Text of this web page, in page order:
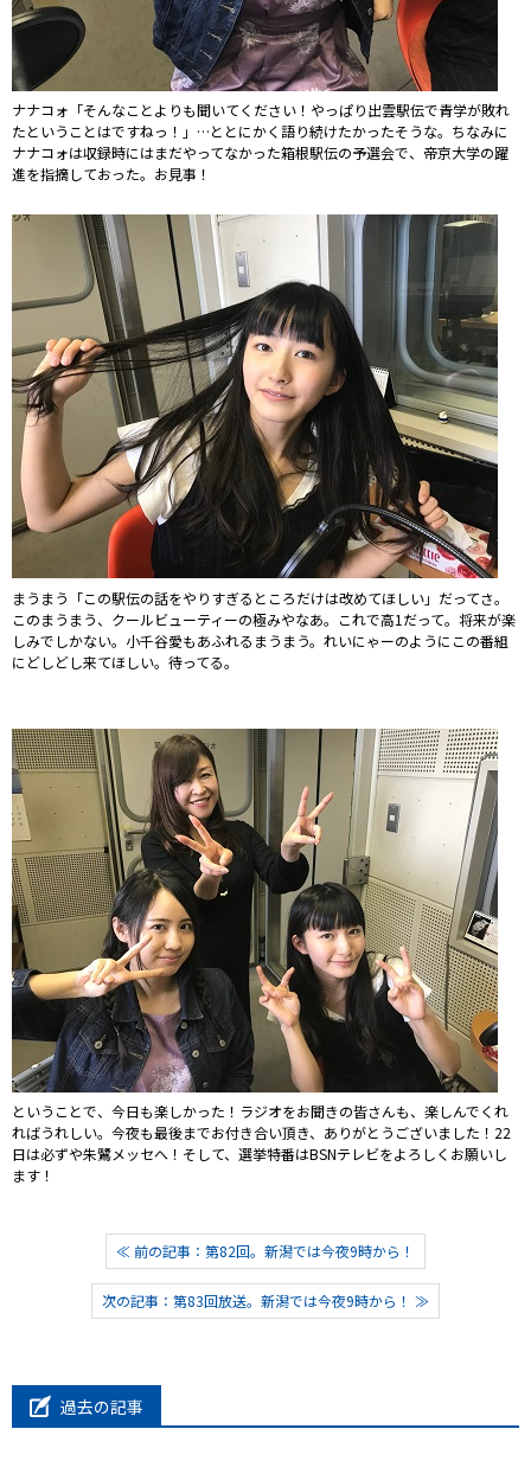
ナナコォ「そんなことよりも聞いてください！やっぱり出雲駅伝で青学が敗れ
たということはですねっ！」…ととにかく語り続けたかったそうな。ちなみに
ナナコォは収録時にはまだやってなかった箱根駅伝の予選会で、帝京大学の躍
進を指摘しておった。お見事！
まうまう「この駅伝の話をやりすぎるところだけは改めてほしい」だってさ。
このまうまう、クールビューティーの極みやなあ。これで高1だって。将来が楽
しみでしかない。小千谷愛もあふれるまうまう。れいにゃーのようにこの番組
にどしどし来てほしい。待ってる。
ということで、今日も楽しかった！ラジオをお聞きの皆さんも、楽しんでくれ
ればうれしい。今夜も最後までお付き合い頂き、ありがとうございました！22
日は必ずや朱鷺メッセへ！そして、選挙特番はBSNテレビをよろしくお願いし
ます！
≪ 前の記事：第82回。新潟では今夜9時から！
次の記事：第83回放送。新潟では今夜9時から！ ≫
過去の記事